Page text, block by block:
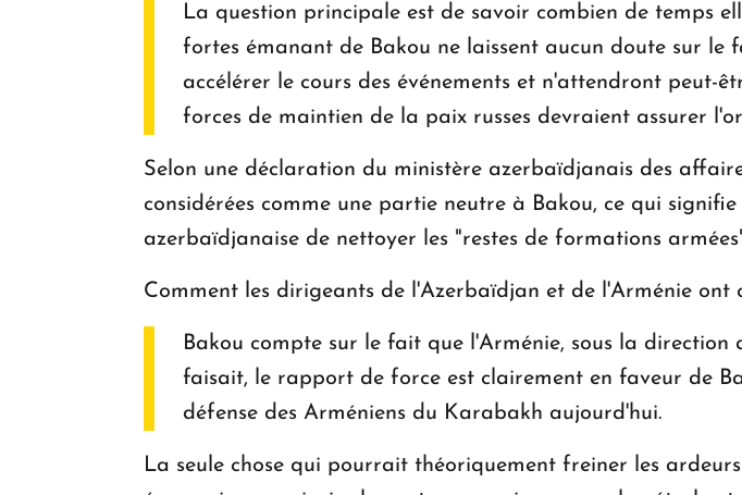
La question principale est de savoir combien de temps
fortes émanant de Bakou ne laissent aucun doute sur
accélérer le cours des événements et n'attendront peut-
forces de maintien de la paix russes devraient assurer
Selon une déclaration du ministère azerbaïdjanais des
considérées comme une partie neutre à Bakou, ce qui
azerbaïdjanaise de nettoyer les "restes de formations
Comment les dirigeants de l'Azerbaïdjan et de l'Arménie
Bakou compte sur le fait que l'Arménie, sous la
faisait, le rapport de force est clairement en faveur de
défense des Arméniens du Karabakh aujourd'hui.
La seule chose qui pourrait théoriquement freiner les